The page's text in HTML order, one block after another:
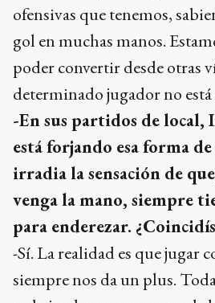
ofensivas que tenemos,
gol en muchas manos.
poder convertir desde otras
determinado jugador no
-En sus partidos de local,
está forjando esa forma
irradia la sensación de
venga la mano, siempre
para enderezar.
-Sí. La realidad es que jugar
siempre nos da un plus.